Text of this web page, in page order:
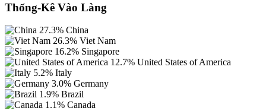
Thống-Kê Vào Làng
27.3% China
26.3% Viet Nam
16.2% Singapore
12.7% United States of America
5.2% Italy
3.0% Germany
1.9% Brazil
1.1% Canada